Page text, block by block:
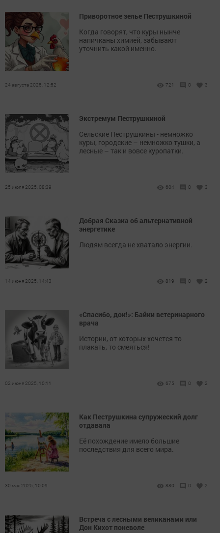
Приворотное зелье Пеструшкиной
Когда говорят, что куры нынче
напичканы химией, забывают
уточнить какой именно.
24 августа 2025, 12:52 721 0 3
Экстремум Пеструшкиной
Сельские Пеструшкины - немножко
куры, городские – немножко тушки, а
лесные – так и вовсе куропатки.
25 июля 2025, 08:39 604 0 3
Добрая Сказка об альтернативной
энергетике
Людям всегда не хватало энергии.
14 июня 2025, 14:43 819 0 2
«Спасибо, док!»: Байки ветеринарного
врача
Истории, от которых хочется то
плакать, то смеяться!
02 июня 2025, 10:11 675 0 2
Как Пеструшкина супружеский долг
отдавала
Её похождение имело большие
последствия для всего мира.
30 мая 2025, 10:09 880 0 2
Встреча с лесными великанами или
Дон Кихот поневоле